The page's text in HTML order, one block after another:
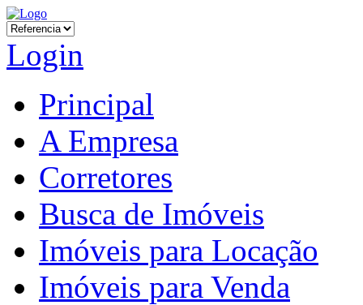
Login
Principal
A Empresa
Corretores
Busca de Imóveis
Imóveis para Locação
Imóveis para Venda